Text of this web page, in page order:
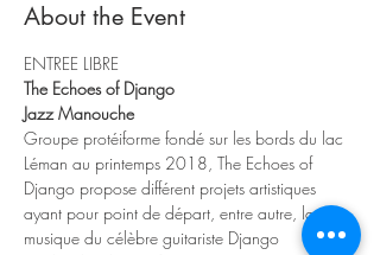
About the Event
ENTREE LIBRE
The Echoes of Django
Jazz Manouche
Groupe protéiforme fondé sur les bords du lac
Léman au printemps 2018, The Echoes of
Django propose différent projets artistiques
ayant pour point de départ, entre autre, la
musique du célèbre guitariste Django